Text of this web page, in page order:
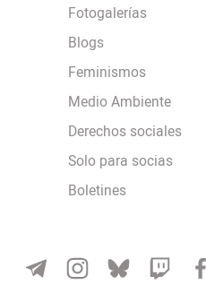
Fotogalerías
Blogs
Feminismos
Medio Ambiente
Derechos sociales
Solo para socias
Boletines